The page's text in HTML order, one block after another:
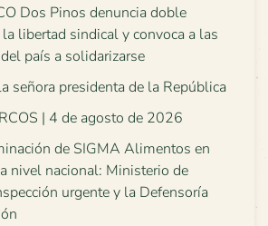
Dos Pinos denuncia doble
libertad sindical y convoca a las
país a solidarizarse
señora presidenta de la República
| 4 de agosto de 2026
de SIGMA Alimentos en
nivel nacional: Ministerio de
urgente y la Defensoría